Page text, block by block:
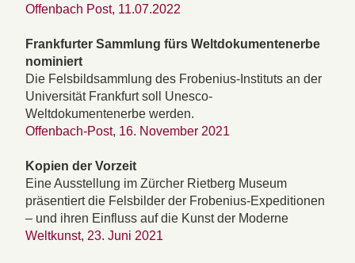
Offenbach Post, 11.07.2022
Frankfurter Sammlung fürs Weltdokumentenerbe
nominiert
Die Felsbildsammlung des Frobenius-Instituts an der
Universität Frankfurt soll Unesco-
Weltdokumentenerbe werden.
Offenbach-Post, 16. November 2021
Kopien der Vorzeit
Eine Ausstellung im Zürcher Rietberg Museum
präsentiert die Felsbilder der Frobenius-Expeditionen
– und ihren Einfluss auf die Kunst der Moderne
Weltkunst, 23. Juni 2021